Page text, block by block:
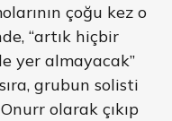
çoğu kez o
“artık hiçbir
yer almayacak”
grubun solisti
olarak çıkıp